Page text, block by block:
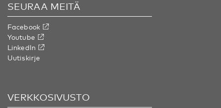
SEURAA MEITÄ
Facebook
Youtube
LinkedIn
Uutiskirje
VERKKOSIVUSTO